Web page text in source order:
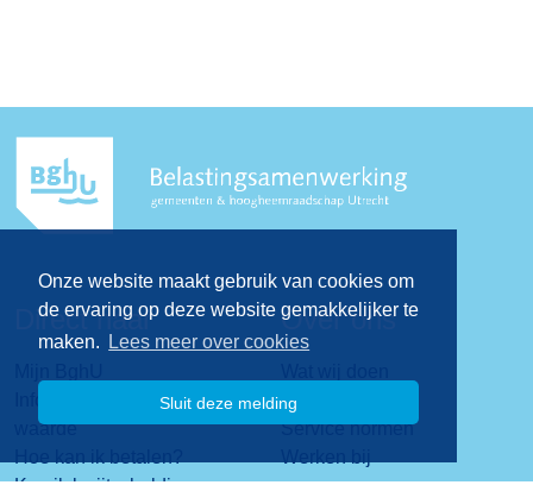
Onze website maakt gebruik van cookies om
de ervaring op deze website gemakkelijker te
maken.
Lees meer over cookies
Sluit deze melding
Direct naar
Informatie over de WOZ-
waarde
Over ons
Visie & missie
Service normen